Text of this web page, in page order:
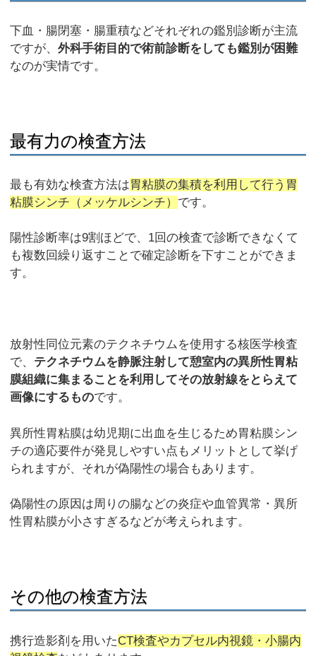
下血・腸閉塞・腸重積などそれぞれの鑑別診断が主流
ですが、外科手術目的で術前診断をしても鑑別が困難
なのが実情です。
最有力の検査方法
最も有効な検査方法は胃粘膜の集積を利用して行う胃
粘膜シンチ（メッケルシンチ） です。
陽性診断率は9割ほどで、1回の検査で診断できなくて
も複数回繰り返すことで確定診断を下すことができま
す。
放射性同位元素のテクネチウムを使用する核医学検査
で、 テクネチウムを静脈注射して憩室内の異所性胃粘
膜組織に集まることを利用してその放射線をとらえて
画像にするものです。
異所性胃粘膜は幼児期に出血を生じるため胃粘膜シン
チの適応要件が発見しやすい点もメリットとして挙げ
られますが、それが偽陽性の場合もあります。
偽陽性の原因は周りの腸などの炎症や血管異常・異所
性胃粘膜が小さすぎるなどが考えられます。
その他の検査方法
携行造影剤を用いたCT検査やカプセル内視鏡・小腸内